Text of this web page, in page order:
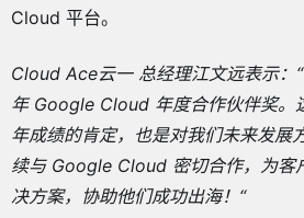
Cloud 平台。
Cloud Ace云一 总经理江文远表示：
年 Google Cloud 年度合作伙伴奖。
年成绩的肯定，也是对我们未来发展
续与 Google Cloud 密切合作，为客
决方案，协助他们成功出海！“